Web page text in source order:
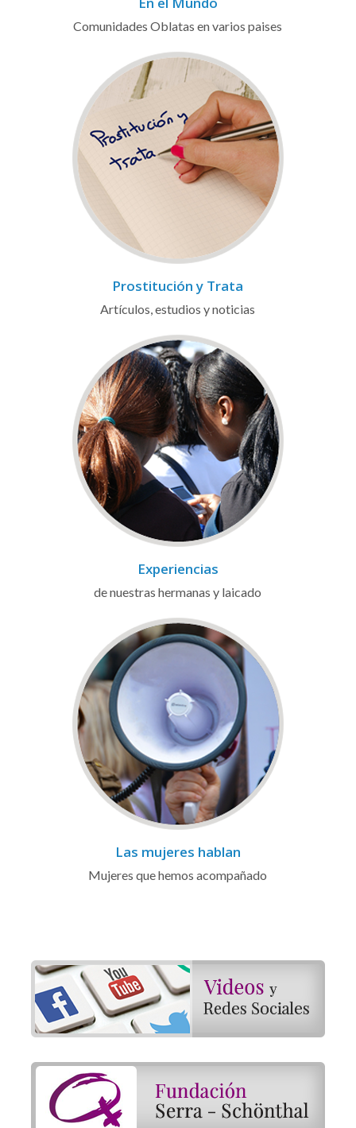
Comunidades Oblatas en varios paises
Prostitución y Trata
Artículos, estudios y noticias
Experiencias
de nuestras hermanas y laicado
Las mujeres hablan
Mujeres que hemos acompañado